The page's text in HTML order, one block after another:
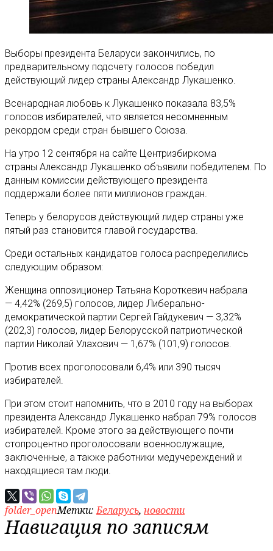
Выборы президента Беларуси закончились, по
предварительному подсчету голосов победил
действующий лидер страны Александр Лукашенко.
Всенародная любовь к Лукашенко показала 83,5%
голосов избирателей, что является несомненным
рекордом среди стран бывшего Союза.
На утро 12 сентября на сайте Центризбиркома
страны Александр Лукашенко объявили победителем. По
данным комиссии действующего президента
поддержали более пяти миллионов граждан.
Теперь у белорусов действующий лидер страны уже
пятый раз становится главой государства.
Среди остальных кандидатов голоса распределились
следующим образом:
Женщина оппозиционер Татьяна Короткевич набрала
— 4,42% (269,5) голосов, лидер Либерально-
демократической партии Сергей Гайдукевич — 3,32%
(202,3) голосов, лидер Белорусской патриотической
партии Николай Улахович — 1,67% (101,9) голосов.
Против всех проголосовали 6,4% или 390 тысяч
избирателей.
При этом стоит напомнить, что в 2010 году на выборах
президента Александр Лукашенко набрал 79% голосов
избирателей. Кроме этого за действующего почти
стопроцентно проголосовали военнослужащие,
заключенные, а также работники медучереждений и
находящиеся там люди.
folder_openМетки:Беларусь, новости
Навигация по записям